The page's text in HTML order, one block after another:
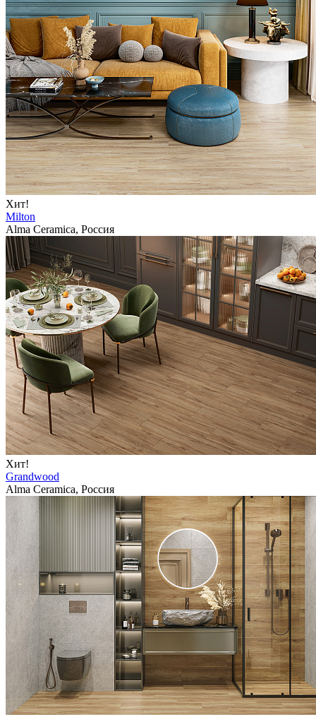
Хит!
Milton
Alma Ceramica, Россия
Хит!
Grandwood
Alma Ceramica, Россия